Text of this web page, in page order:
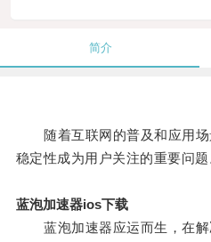
简介
随着互联网的普及和应用场
稳定性成为用户关注的重要问题
蓝泡加速器ios下载
蓝泡加速器应运而生，在解